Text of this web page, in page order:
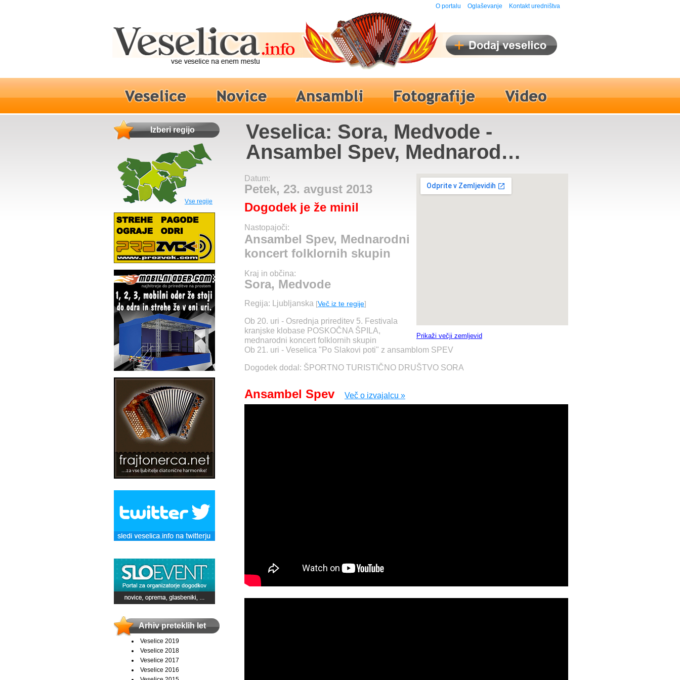
O portalu Oglaševanje Kontakt uredništva
Izberi regijo
Vse regije
Arhiv preteklih let
Veselice 2019
Veselice 2018
Veselice 2017
Veselice 2016
Veselica: Sora, Medvode -
Ansambel Spev, Mednarodni
koncert folklornih skupin
Prikaži večji zemljevid
Datum:
Petek, 23. avgust 2013
Dogodek je že minil
Nastopajoči:
Ansambel Spev, Mednarodni
koncert folklornih skupin
Kraj in občina:
Sora, Medvode
Regija: Ljubljanska [Več iz te regije]
Ob 20. uri - Osrednja prireditev 5. Festivala
kranjske klobase POSKOČNA ŠPILA,
mednarodni koncert folklornih skupin
Ob 21. uri - Veselica "Po Slakovi poti" z ansamblom SPEV
Dogodek dodal: ŠPORTNO TURISTIČNO DRUŠTVO SORA
Ansambel Spev Več o izvajalcu »